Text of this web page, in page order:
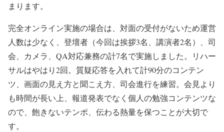
まります。
完全オンライン実施の場合は、対面の受付がないため運営
人数は少なく、登壇者（今回は挨拶3名、講演者2名）、司
会、カメラ、QA対応兼務の計7名で実施しました。リハー
サルはやはり2回。質疑応答を入れて計90分のコンテン
ツ、画面の見え方と聞こえ方、司会進行を練習。会見より
も時間が長い上、報道発表でなく個人の勉強コンテンツな
ので、飽きないテンポ、伝わる熱量を保つことが大切で
す。